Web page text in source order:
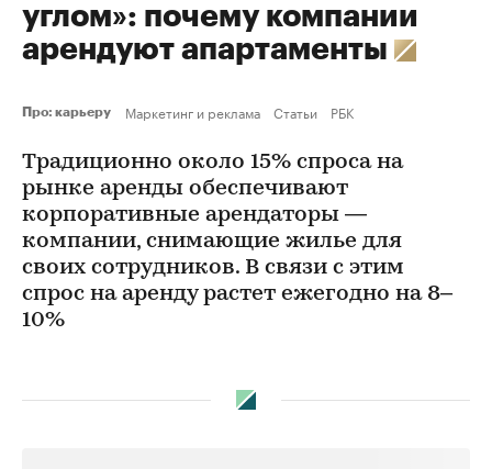
углом»: почему компании
арендуют апартаменты
Про: карьеру Маркетинг и реклама Статьи РБК
Традиционно около 15% спроса на
рынке аренды обеспечивают
корпоративные арендаторы —
компании, снимающие жилье для
своих сотрудников. В связи с этим
спрос на аренду растет ежегодно на 8–
10%